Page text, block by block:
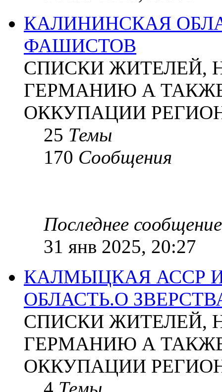
КАЛИНИНСКАЯ
ФАШИСТОВ
СПИСКИ ЖИТЕЛЕЙ,
ГЕРМАНИЮ А
ОККУПАЦИИ
25 Темы
170 Сообщения
Последнее сообщение
31 янв 2025, 20:27
КАЛМЫЦКАЯ АССР
ОБЛАСТЬ.О
СПИСКИ ЖИТЕЛЕЙ,
ГЕРМАНИЮ А
ОККУПАЦИИ